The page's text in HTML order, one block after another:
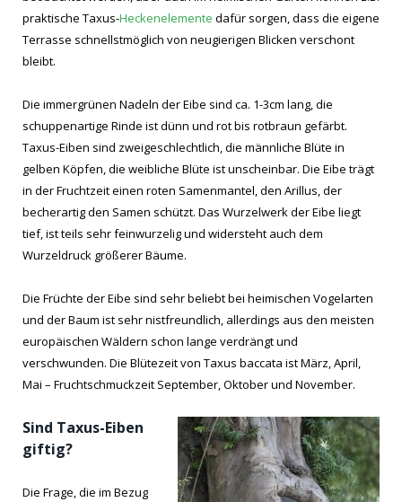
praktische Taxus-Heckenelemente dafür sorgen, dass die eigene
Terrasse schnellstmöglich von neugierigen Blicken verschont
bleibt.
Die immergrünen Nadeln der Eibe sind ca. 1-3cm lang, die
schuppenartige Rinde ist dünn und rot bis rotbraun gefärbt.
Taxus-Eiben sind zweigeschlechtlich, die männliche Blüte in
gelben Köpfen, die weibliche Blüte ist unscheinbar. Die Eibe trägt
in der Fruchtzeit einen roten Samenmantel, den Arillus, der
becherartig den Samen schützt. Das Wurzelwerk der Eibe liegt
tief, ist teils sehr feinwurzelig und widersteht auch dem
Wurzeldruck größerer Bäume.
Die Früchte der Eibe sind sehr beliebt bei heimischen Vogelarten
und der Baum ist sehr nistfreundlich, allerdings aus den meisten
europäischen Wäldern schon lange verdrängt und
verschwunden. Die Blütezeit von Taxus baccata ist März, April,
Mai – Fruchtschmuckzeit September, Oktober und November.
Sind Taxus-Eiben
giftig?
Die Frage, die im Bezug